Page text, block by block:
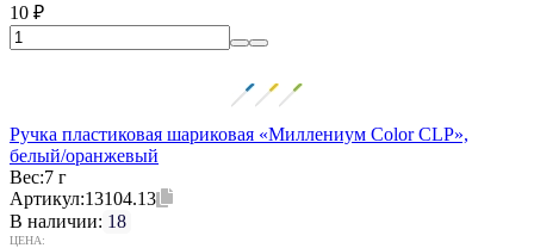
10 ₽
Ручка пластиковая шариковая «Миллениум Color CLP»,
белый/оранжевый
Вес:7 г
Артикул:13104.13
В наличии: 18
ЦЕНА: